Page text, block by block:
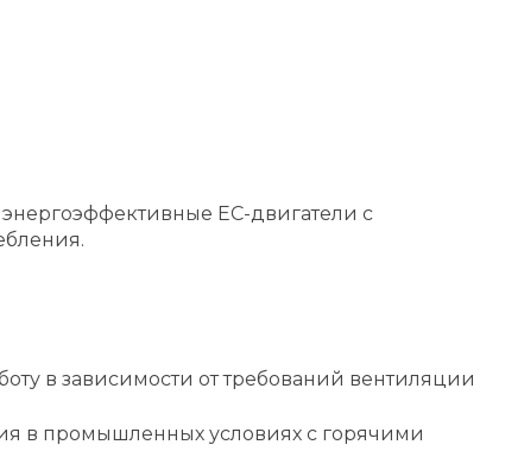
EC-двигатели с
в зависимости от требований вентиляции
в промышленных условиях с горячими